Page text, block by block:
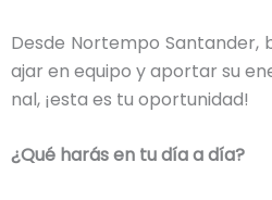
Desde Nortempo
ajar en equipo y aportar su
nal, ¡esta es tu oportunidad!
¿Qué harás en tu día a día?